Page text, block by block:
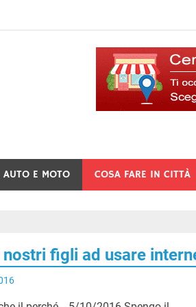
Di Lancusi
AUTO E MOTO COSA FARE IN CITTÀ
figli ad usare